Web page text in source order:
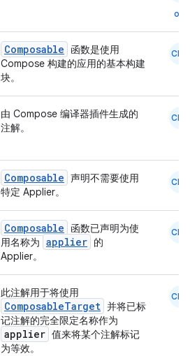
oid
Composable
函数是使用
Compose 构建的应用的基本构建
块。
CMN
由 Compose 编译器插件生成的
注解。
CMN
Composable 声明不需要使用
特定 Applier。
CMN
Composable
函数已声明为使
用名称为 applier 的
Applier。
CMN
此注解用于将使用
ComposableTarget 并将已标
记注解的完全限定名称作为
applier 值来将某个注解标记
为等效。
CMN